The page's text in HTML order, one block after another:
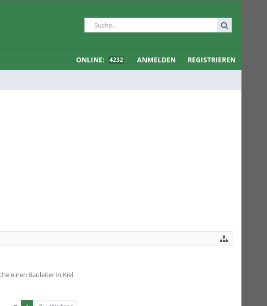
ONLINE: 4232 ANMELDEN REGISTRIEREN
einen Bauleiter in Kiel